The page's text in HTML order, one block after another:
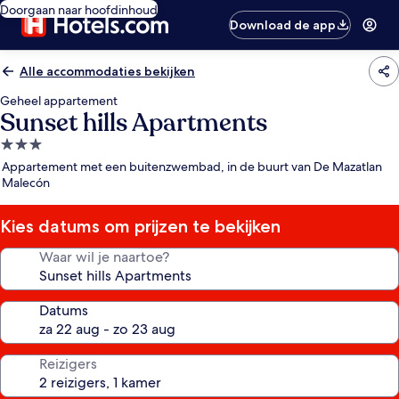
Doorgaan naar hoofdinhoud
Download de app
Alle accommodaties bekijken
Geheel appartement
Sunset hills Apartments
3.0-
sterrenaccommodatie
Appartement met een buitenzwembad, in de buurt van De Mazatlan
Malecón
Kies datums om prijzen te bekijken
Waar wil je naartoe?
Datums
Reizigers